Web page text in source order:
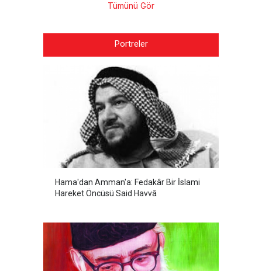
Tümünü Gör
Portreler
Hama'dan Amman'a: Fedakâr Bir İslami
Hareket Öncüsü Said Havvâ